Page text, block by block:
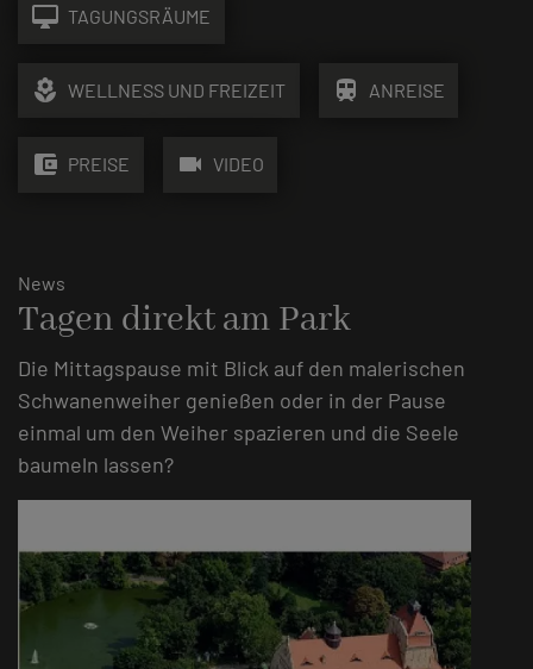
desktop_mac TAGUNGSRÄUME
local_florist WELLNESS UND FREIZEIT train ANREISE
account_balance_wallet PREISE videocam VIDEO
News
Tagen direkt am Park
Die Mittagspause mit Blick auf den malerischen
Schwanenweiher genießen oder in der Pause
einmal um den Weiher spazieren und die Seele
baumeln lassen?